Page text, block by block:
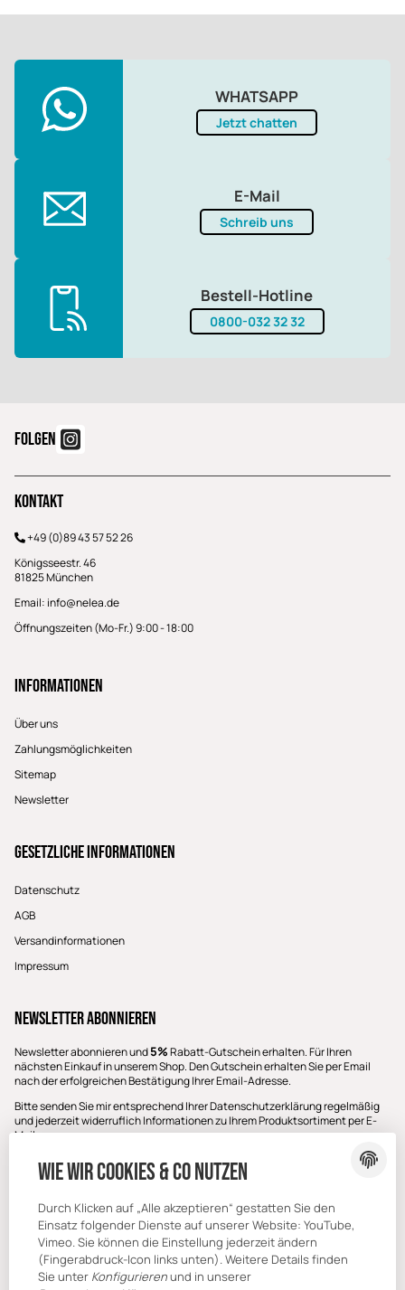
WHATSAPP
Jetzt chatten
E-Mail
Schreib uns
Bestell-Hotline
0800-032 32 32
FOLGEN
Kontakt
+49 (0)89 43 57 52 26
Königsseestr. 46
81825 München
Email: info@nelea.de
Öffnungszeiten (Mo-Fr.) 9:00 - 18:00
Informationen
Über uns
Zahlungsmöglichkeiten
Sitemap
Newsletter
Gesetzliche Informationen
Datenschutz
AGB
Versandinformationen
Impressum
Newsletter Abonnieren
Newsletter abonnieren und5%Rabatt-Gutschein erhalten. Für Ihren
nächsten Einkauf in unserem Shop. Den Gutschein erhalten Sie per Email
nach der erfolgreichen Bestätigung Ihrer Email-Adresse.
Bitte senden Sie mir entsprechend IhrerDatenschutzerklärungregelmäßig
und jederzeit widerruflich Informationen zu Ihrem Produktsortiment per E-
Mail zu.
E-Mail-Adresse
Wie wir Cookies & Co nutzen
Durch Klicken auf „Alle akzeptieren“ gestatten Sie den
Einsatz folgender Dienste auf unserer Website: YouTube,
Vimeo. Sie können die Einstellung jederzeit ändern
(Fingerabdruck-Icon links unten). Weitere Details finden
Sie unter Konfigurierenund in unserer